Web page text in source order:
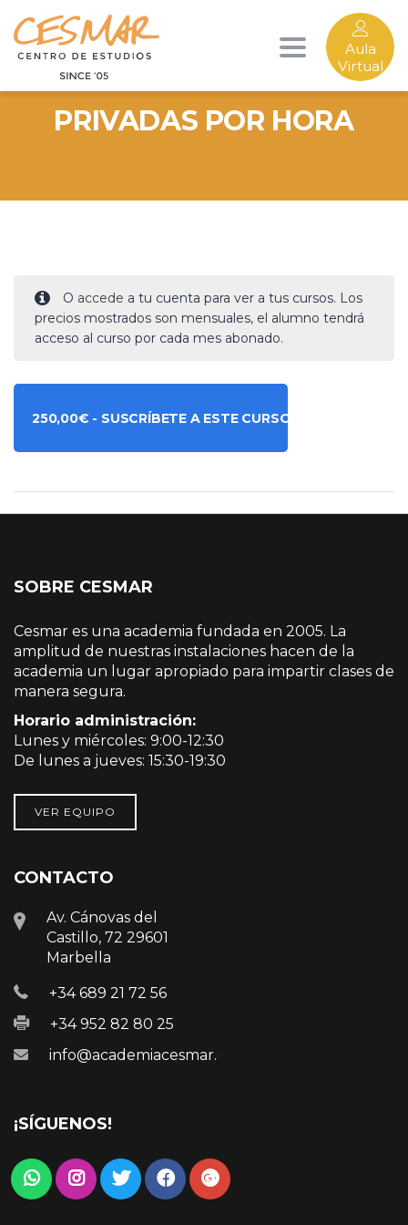
Toggle
Aula
Virtual
CLASES DE RUSO
PRIVADAS POR HORA
O accede a tu cuenta para ver a tus cursos. Los
precios mostrados son mensuales, el alumno tendrá
acceso al curso por cada mes abonado.
250,00€ - SUSCRÍBETE A ESTE CURSO
SOBRE CESMAR
Cesmar es una academia fundada en 2005. La
amplitud de nuestras instalaciones hacen de la
academia un lugar apropiado para impartir clases de
manera segura.
Horario administración:
Lunes y miércoles: 9:00-12:30
De lunes a jueves: 15:30-19:30
VER EQUIPO
CONTACTO
Av. Cánovas del
Castillo, 72 29601
Marbella
+34 689 21 72 56
+34 952 82 80 25
info@academiacesmar.com
¡SÍGUENOS!